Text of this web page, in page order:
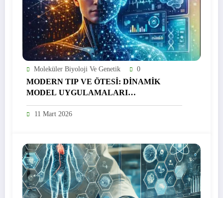
Moleküler Biyoloji Ve Genetik 0
MODERN TIP VE ÖTESİ: DİNAMİK
MODEL UYGULAMALARI
KONFERANSI
11 Mart 2026